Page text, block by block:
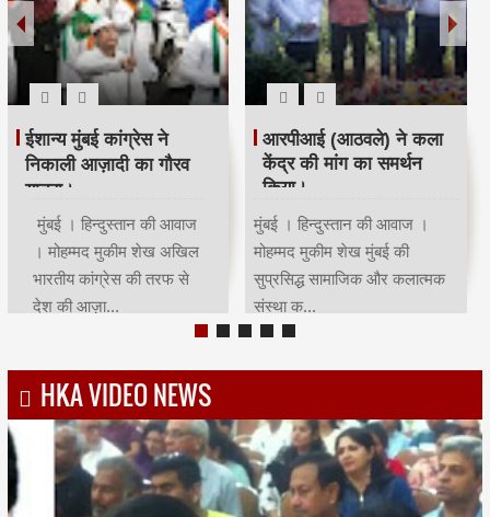
रमजान पर दिया एकता-
भाईचारे का संदेश:कांग्रेस ने
आयोजित किया रोजा इफ्तार
मुंबई | हिन्दुस्तान की आवाज |
मोहम्मद मुकीम शेखमुंबई कांग्रेस
अध्यक्ष भाई जगताप व कार्याध्यक्ष
चरणसि...
श्री सिद्धिविनायक मंदिर
ट्रस्ट ने सचिन तेंदुलकर का
सम्मान किया।
मुंबई । हिन्दुस्तान की आवाज ।
मोहम्मद मुकीम शेख भारतीय क्रिकेट
के भगवान कहे जाने वाले देश के
मह...
HKA VIDEO NEWS